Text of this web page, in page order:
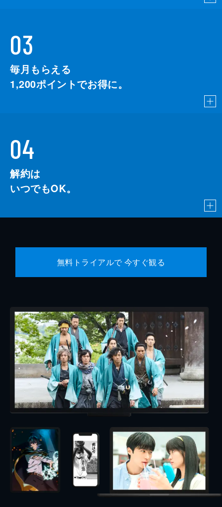
03
毎月もらえる
1,200ポイントでお得に。
04
解約は
いつでもOK。
無料トライアルで 今すぐ観る